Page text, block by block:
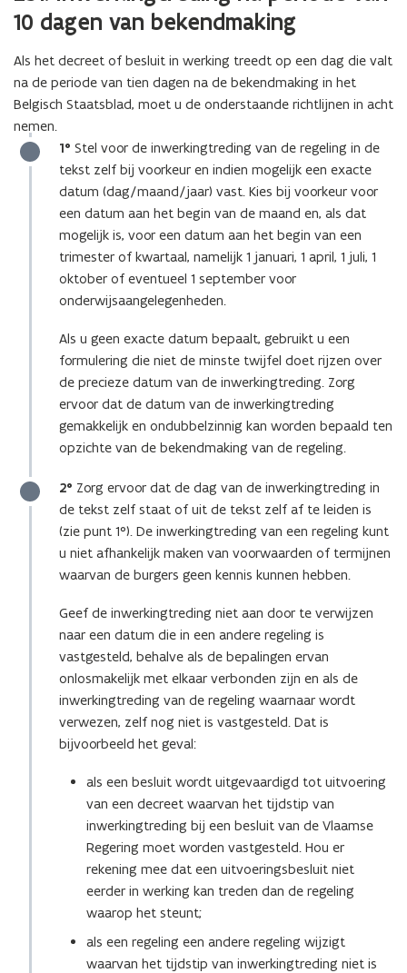
10 dagen van bekendmaking
Als het decreet of besluit in werking treedt op een dag die valt
na de periode van tien dagen na de bekendmaking in het
Belgisch Staatsblad, moet u de onderstaande richtlijnen in acht
nemen.
1° Stel voor de inwerkingtreding van de regeling in de
tekst zelf bij voorkeur en indien mogelijk een exacte
datum (dag/maand/jaar) vast. Kies bij voorkeur voor
een datum aan het begin van de maand en, als dat
mogelijk is, voor een datum aan het begin van een
trimester of kwartaal, namelijk 1 januari, 1 april, 1 juli, 1
oktober of eventueel 1 september voor
onderwijsaangelegenheden.
Als u geen exacte datum bepaalt, gebruikt u een
formulering die niet de minste twijfel doet rijzen over
de precieze datum van de inwerkingtreding. Zorg
ervoor dat de datum van de inwerkingtreding
gemakkelijk en ondubbelzinnig kan worden bepaald ten
opzichte van de bekendmaking van de regeling.
2° Zorg ervoor dat de dag van de inwerkingtreding in
de tekst zelf staat of uit de tekst zelf af te leiden is
(zie punt 1°). De inwerkingtreding van een regeling kunt
u niet afhankelijk maken van voorwaarden of termijnen
waarvan de burgers geen kennis kunnen hebben.
Geef de inwerkingtreding niet aan door te verwijzen
naar een datum die in een andere regeling is
vastgesteld, behalve als de bepalingen ervan
onlosmakelijk met elkaar verbonden zijn en als de
inwerkingtreding van de regeling waarnaar wordt
verwezen, zelf nog niet is vastgesteld. Dat is
bijvoorbeeld het geval:
als een besluit wordt uitgevaardigd tot uitvoering
van een decreet waarvan het tijdstip van
inwerkingtreding bij een besluit van de Vlaamse
Regering moet worden vastgesteld. Hou er
rekening mee dat een uitvoeringsbesluit niet
eerder in werking kan treden dan de regeling
waarop het steunt;
als een regeling een andere regeling wijzigt
waarvan het tijdstip van inwerkingtreding niet is